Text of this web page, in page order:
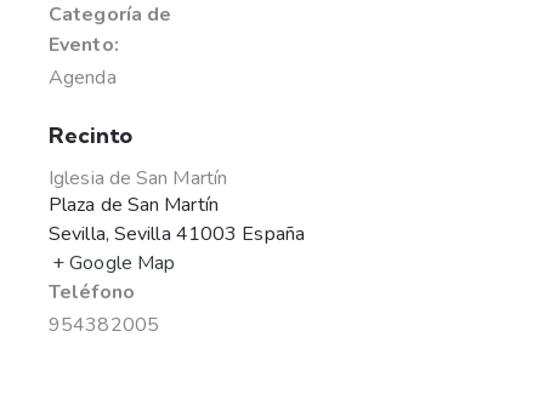
Categoría de
Evento:
Agenda
Recinto
Iglesia de San Martín
Plaza de San Martín
Sevilla, Sevilla 41003 España
+ Google Map
Teléfono
954382005